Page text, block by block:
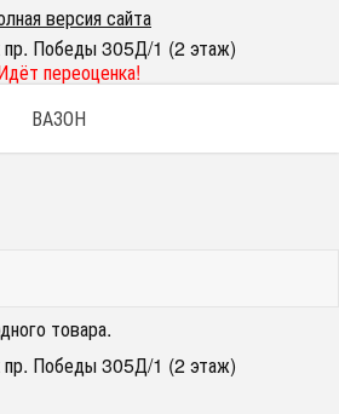
версия сайта
пр. Победы 305Д/1 (2 этаж)
переоценка!
ВАЗОН
товара.
пр. Победы 305Д/1 (2 этаж)